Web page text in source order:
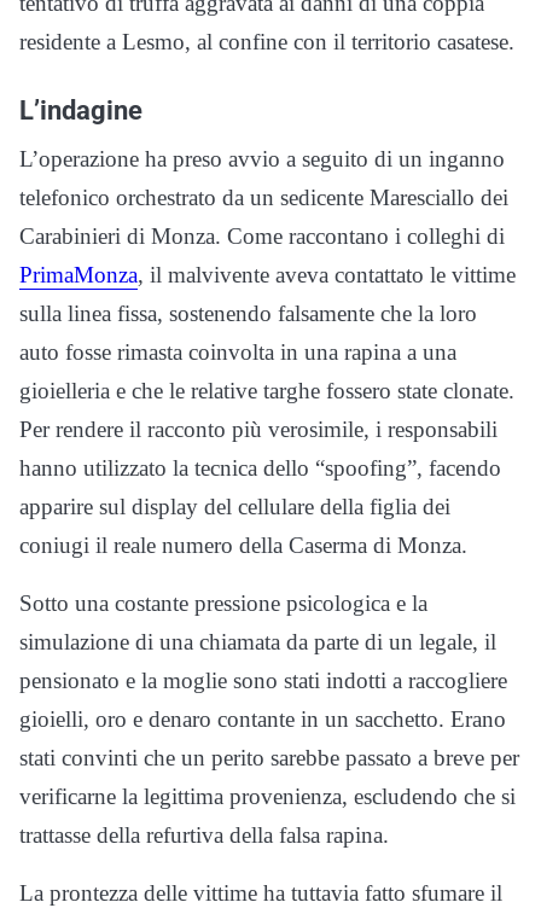
residente a Lesmo, al confine con il territorio casatese.
L’indagine
L’operazione ha preso avvio a seguito di un inganno
telefonico orchestrato da un sedicente Maresciallo dei
Carabinieri di Monza. Come raccontano i colleghi di
PrimaMonza, il malvivente aveva contattato le vittime
sulla linea fissa, sostenendo falsamente che la loro
auto fosse rimasta coinvolta in una rapina a una
gioielleria e che le relative targhe fossero state clonate.
Per rendere il racconto più verosimile, i responsabili
hanno utilizzato la tecnica dello “spoofing”, facendo
apparire sul display del cellulare della figlia dei
coniugi il reale numero della Caserma di Monza.
Sotto una costante pressione psicologica e la
simulazione di una chiamata da parte di un legale, il
pensionato e la moglie sono stati indotti a raccogliere
gioielli, oro e denaro contante in un sacchetto. Erano
stati convinti che un perito sarebbe passato a breve per
verificarne la legittima provenienza, escludendo che si
trattasse della refurtiva della falsa rapina.
La prontezza delle vittime ha tuttavia fatto sfumare il